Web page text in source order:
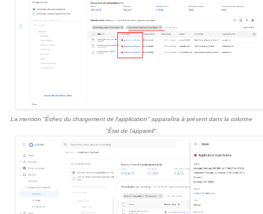
La mention "Échec du chargement de l'application" apparaîtra à présent dans la colonne
"État de l'appareil".